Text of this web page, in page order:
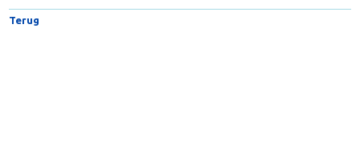
E-learning module Zink